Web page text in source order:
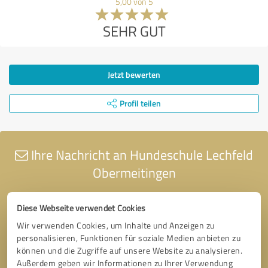
Diese Webseite verwendet Cookies
Wir verwenden Cookies, um Inhalte und Anzeigen zu
personalisieren, Funktionen für soziale Medien anbieten zu
können und die Zugriffe auf unsere Website zu analysieren.
Außerdem geben wir Informationen zu Ihrer Verwendung
SEHR GUT
Jetzt bewerten
Profil teilen
Ihre Nachricht an Hundeschule Lechfeld
Obermeitingen